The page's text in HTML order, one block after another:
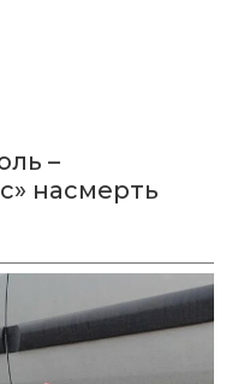
–
насмерть